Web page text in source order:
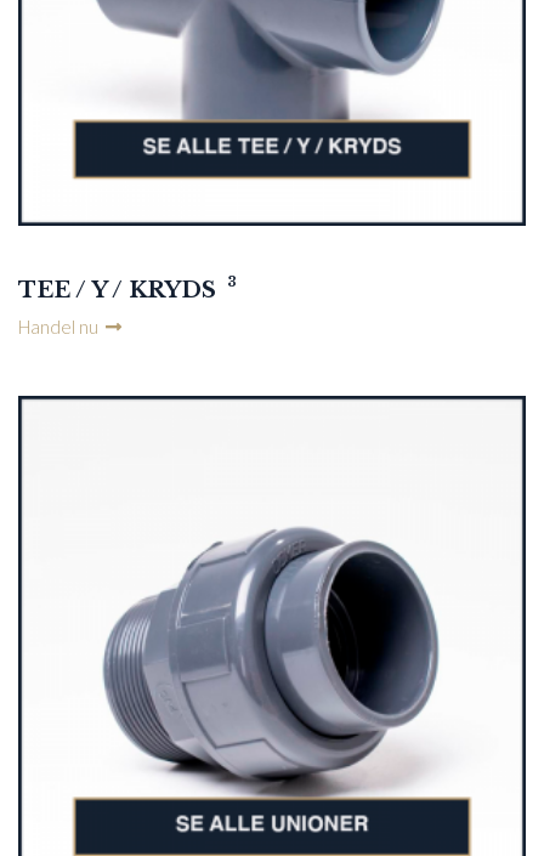
TEE / Y / KRYDS 3
Handel nu